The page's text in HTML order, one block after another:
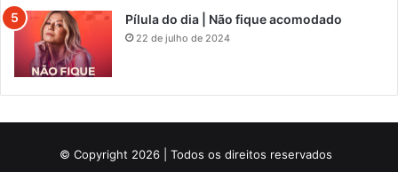
Pílula do dia | Não fique acomodado
22 de julho de 2024
© Copyright 2026 | Todos os direitos reservados